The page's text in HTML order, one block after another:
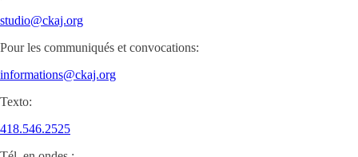
studio@ckaj.org
Pour les communiqués et convocations:
informations@ckaj.org
Texto:
418.546.2525